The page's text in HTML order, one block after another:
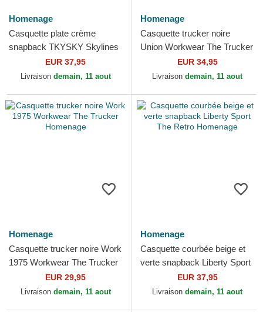
Homenage
Casquette plate crème
snapback TKYSKY Skylines
The Snap Homenage
EUR 37,95
Livraison demain, 11 aout
Homenage
Casquette trucker noire
Union Workwear The Trucker
HomenageEUR 34,95
Livraison demain, 11 aout
Homenage
Casquette trucker noire Work
1975 Workwear The Trucker
HomenageEUR 29,95
Livraison demain, 11 aout
Homenage
Casquette courbée beige et
verte snapback Liberty Sport
The Retro Homenage
EUR 37,95
Livraison demain, 11 aout